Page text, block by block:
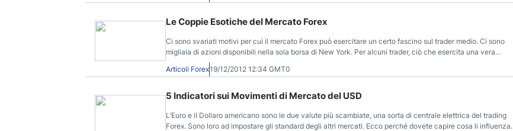
Le Coppie Esotiche del Mercato Forex
Ci sono svariati motivi per cui il mercato Forex può esercitare un certo fascino sul trader medio. Ci sono
migliaia di azioni disponibili nella sola borsa di New York. Per alcuni trader, ciò che esercita una vera
attrazione, è la natura “esotica” del trading di coppie valutarie.
Articoli Forex19/12/2012 12:34 GMT0
5 Indicatori sui Movimenti di Mercato del USD
L’Euro e il Dollaro americano sono le due valute più scambiate, una sorta di centrale elettrica del trading
Forex. Sono loro ad impostare gli standard degli altri mercati. Ecco perché dovete capire cosa li influenza,